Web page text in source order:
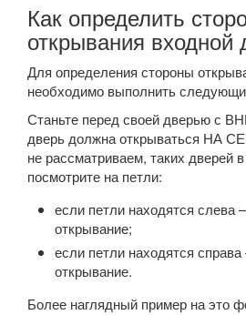
Как определить
открывания входной
Для определения стороны
необходимо выполнить
Станьте перед своей дверью с
дверь должна открываться НА
не рассматриваем, таких дверей
посмотрите на петли:
если петли находятся слева
открывание;
если петли находятся справа
открывание.
Более наглядный пример на это